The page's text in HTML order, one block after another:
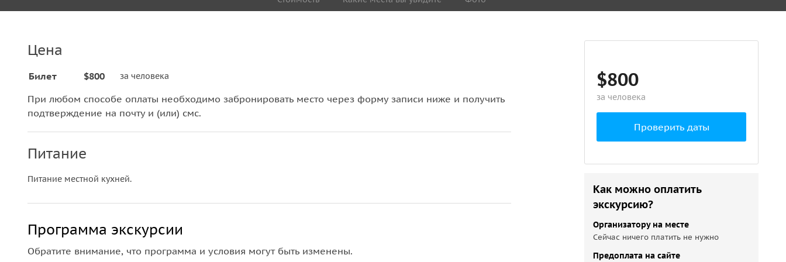
Цена
Билет $800 за человека
При любом способе оплаты необходимо забронировать место через форму записи ниже и получить
подтверждение на почту и (или) смс.
Питание
Питание местной кухней.
Программа экскурсии
Обратите внимание, что программа и условия могут быть изменены.
$800
за человека
Проверить даты
Как можно оплатить
экскурсию?
Организатору на месте
Сейчас ничего платить не нужно
Предоплата на сайте